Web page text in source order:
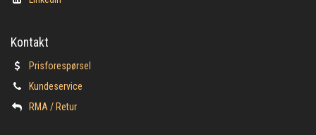
Kontakt
Prisforespørsel
Kundeservice
​RMA / Retur